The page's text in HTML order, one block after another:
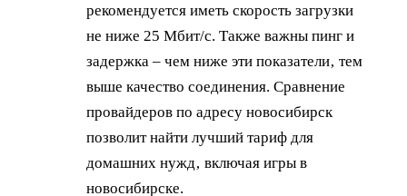
рекомендуется иметь скорость загрузки
не ниже 25 Мбит/с. Также важны пинг и
задержка – чем ниже эти показатели‚ тем
выше качество соединения. Сравнение
провайдеров по адресу новосибирск
позволит найти лучший тариф для
домашних нужд‚ включая игры в
новосибирске.